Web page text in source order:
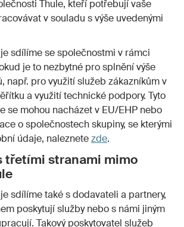
Thule, kteří potřebují vaše
v souladu s výše uvedenými
sdílíme se společnostmi v rámci
je to nezbytné pro splnění výše
např. pro využití služeb zákazníkům v
a využití technické podpory. Tyto
se mohou nacházet v EU/EHP nebo
o společnostech skupiny, se kterými
údaje, naleznetezde.
třetími stranami mimo
sdílíme také s dodavateli a partnery,
poskytují služby nebo s námi jiným
Takový poskytovatel služeb